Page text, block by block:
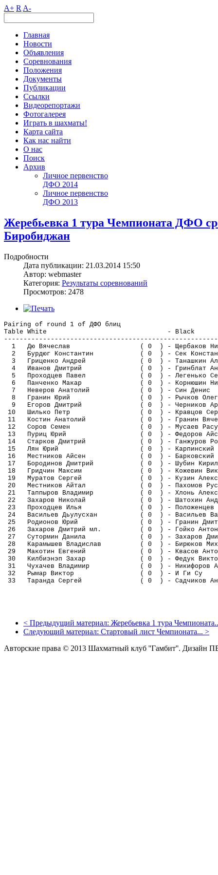
A+ R A-
Главная
Новости
Объявления
Соревнования
Положения
Документы
Публикации
Ссылки
Видеорепортажи
Фотогалерея
Играть в шахматы!
Карта сайта
Как нас найти
О нас
Поиск
Архив
Личное первенство
ДФО 2014
Личное первенство
ДФО 2013
Жеребьевка 1 тура Чемпионата ДФО
Биробиджан
Подробности
Дата публикации: 21.03.2014 15:50
Автор: webmaster
Категория: Результаты соревнований
Просмотров: 2478
Pairing of round 1 of ДФО блиц
Table White -
1 Дю Вячеслав ( 0 ) -
2 Бурдюг Константин ( 0 ) -
3 Гриценко Андрей ( 0 ) -
4 Иванов Дмитрий ( 0 ) -
5 Проходцев Павел ( 0 ) -
6 Панченко Макар ( 0 ) -
7 Неверов Анатолий ( 0 ) -
8 Гранин Юрий ( 0 ) -
9 Егоров Дмитрий ( 0 ) -
10 Шилько Петр ( 0 ) -
11 Костин Анатолий ( 0 ) -
12 Соров Семен ( 0 ) -
13 Пуриц Юрий ( 0 ) -
14 Старков Дмитрий ( 0 ) -
15 Лян Юрий ( 0 ) -
16 Местников Айсен ( 0 ) -
17 Бородинов Дмитрий ( 0 ) -
18 Гридчин Максим ( 0 ) -
19 Муратов Сергей ( 0 ) -
20 Местников Айтал ( 0 ) -
21 Таппыров Владимир ( 0 ) -
22 Захаров Николай ( 0 ) -
23 Проходцев Илья ( 0 ) -
24 Васильев Дьулусхан ( 0 ) -
25 Родионов Юрий ( 0 ) -
26 Захаров Дмитрий мл. ( 0 ) -
27 Сутормин Данила ( 0 ) -
28 Карамышев Владислав ( 0 ) -
29 Макотин Евгений ( 0 ) -
30 Килбиэнэп Захар ( 0 ) -
31 Чухачев Владимир ( 0 ) -
32 Рымар Виктор ( 0 ) -
33 Таранда Сергей ( 0 ) -
< Предыдущий материал: Жеребьевка 1 тура
Следующий материал: Стартовый лист Чемпионата... >
Авторские права © 2013 Шахматный клуб ''Гамбит''. Дизайн